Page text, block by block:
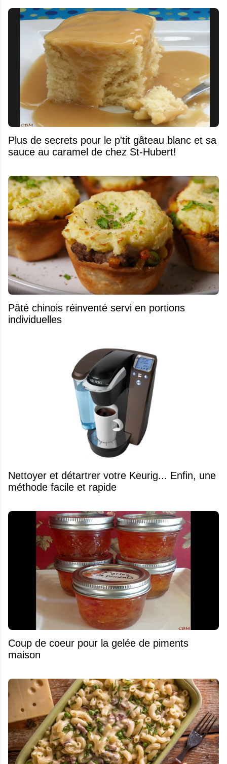
Plus de secrets pour le p'tit gâteau blanc et sa
sauce au caramel de chez St-Hubert!
Pâté chinois réinventé servi en portions
individuelles
Nettoyer et détartrer votre Keurig... Enfin, une
méthode facile et rapide
Coup de coeur pour la gelée de piments
maison